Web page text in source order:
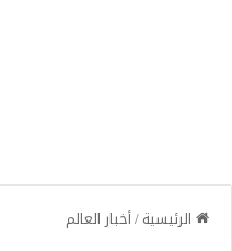
الرئيسية/أخبار العالم